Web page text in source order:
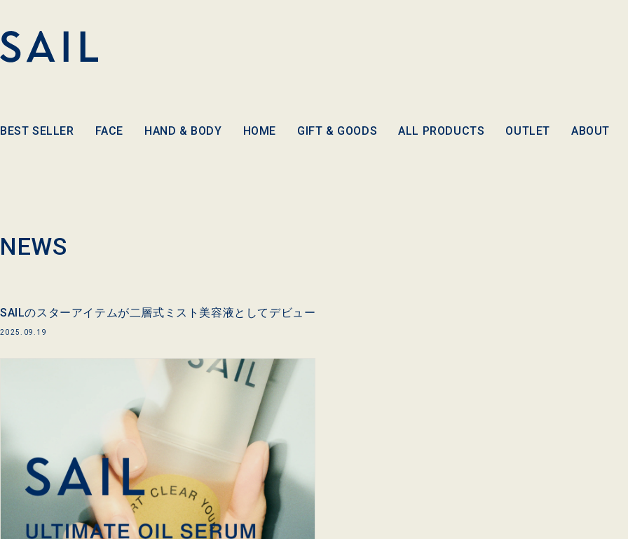
進む
BEST SELLER FACE HAND & BODY HOME GIFT & GOODS ALL PRODUCTS OUTLET ABOUT
NEWS
SAILのスターアイテムが二層式ミスト美容液としてデビュー
2025.09.19